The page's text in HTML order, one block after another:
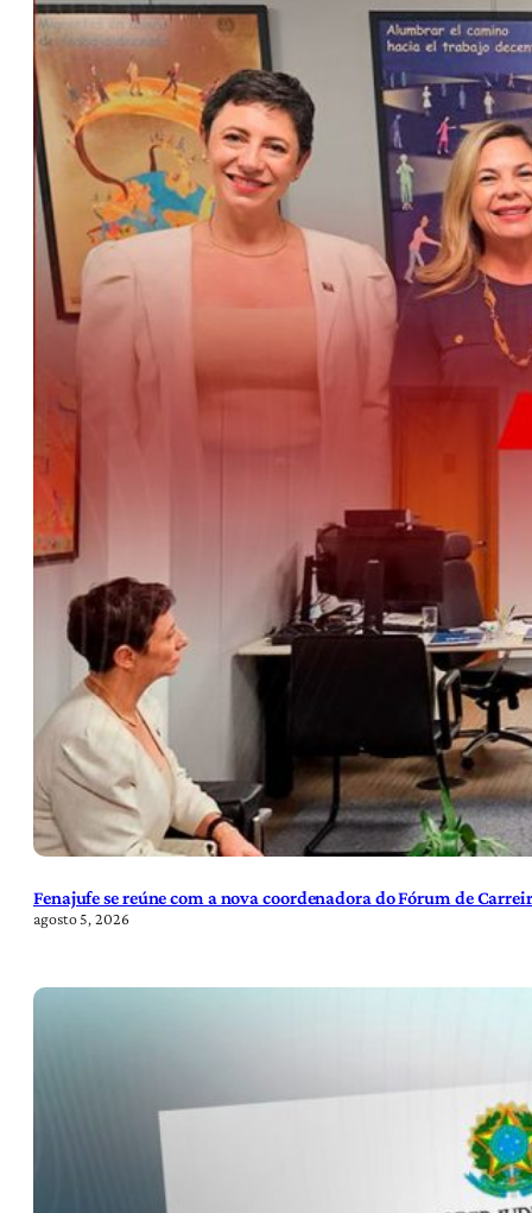
Fenajufe se reúne com a nova coordenadora do Fórum de
agosto 5, 2026